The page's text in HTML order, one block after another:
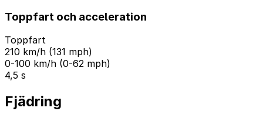
Toppfart och acceleration
Toppfart
210 km/h (131 mph)
0-100 km/h (0-62 mph)
4,5 s
Fjädring